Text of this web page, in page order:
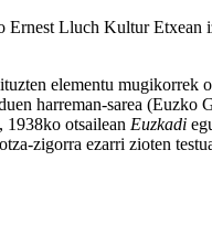
Ernest Lluch Kultur Etxean
elementu mugikorrek
harreman-sarea (Euzko
1938ko otsailean Euzkadi
zigorra ezarri zioten